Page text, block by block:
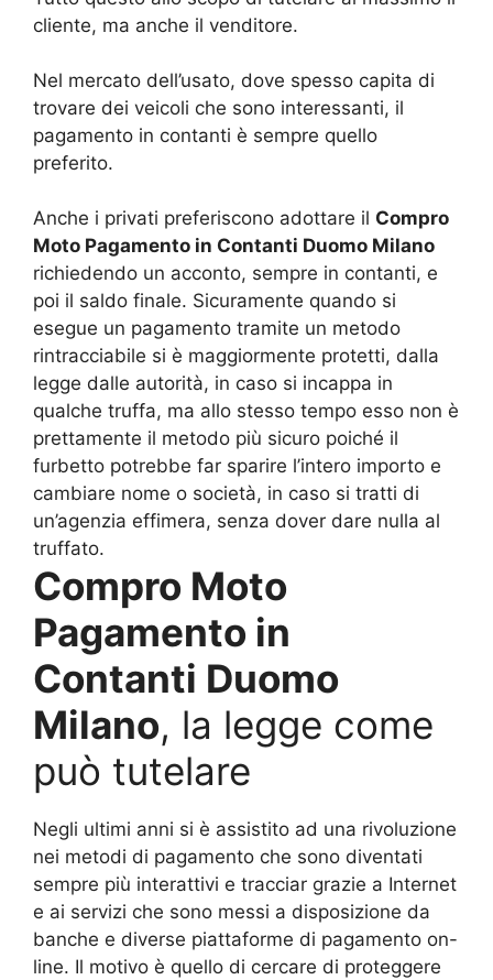
cliente, ma anche il venditore.
Nel mercato dell’usato, dove spesso capita di
trovare dei veicoli che sono interessanti, il
pagamento in contanti è sempre quello
preferito.
Anche i privati preferiscono adottare il Compro
Moto Pagamento in Contanti Duomo Milano
richiedendo un acconto, sempre in contanti, e
poi il saldo finale. Sicuramente quando si
esegue un pagamento tramite un metodo
rintracciabile si è maggiormente protetti, dalla
legge dalle autorità, in caso si incappa in
qualche truffa, ma allo stesso tempo esso non è
prettamente il metodo più sicuro poiché il
furbetto potrebbe far sparire l’intero importo e
cambiare nome o società, in caso si tratti di
un’agenzia effimera, senza dover dare nulla al
truffato.
Compro Moto
Pagamento in
Contanti Duomo
Milano, la legge come
può tutelare
Negli ultimi anni si è assistito ad una rivoluzione
nei metodi di pagamento che sono diventati
sempre più interattivi e tracciar grazie a Internet
e ai servizi che sono messi a disposizione da
banche e diverse piattaforme di pagamento on-
line. Il motivo è quello di cercare di proteggere